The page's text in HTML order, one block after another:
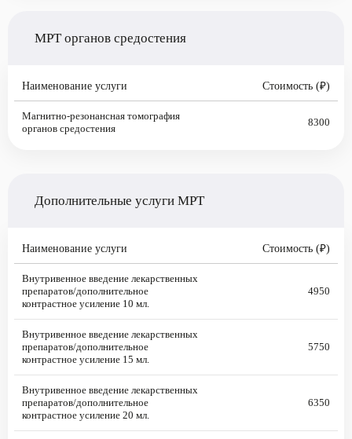
МРТ органов средостения
Наименование услуги Стоимость (₽)
Магнитно-резонансная томография
органов средостения
8300
Дополнительные услуги МРТ
Наименование услуги Стоимость (₽)
Внутривенное введение лекарственных
препаратов/дополнительное
контрастное усиление 10 мл.
4950
Внутривенное введение лекарственных
препаратов/дополнительное
контрастное усиление 15 мл.
5750
Внутривенное введение лекарственных
препаратов/дополнительное
контрастное усиление 20 мл.
6350